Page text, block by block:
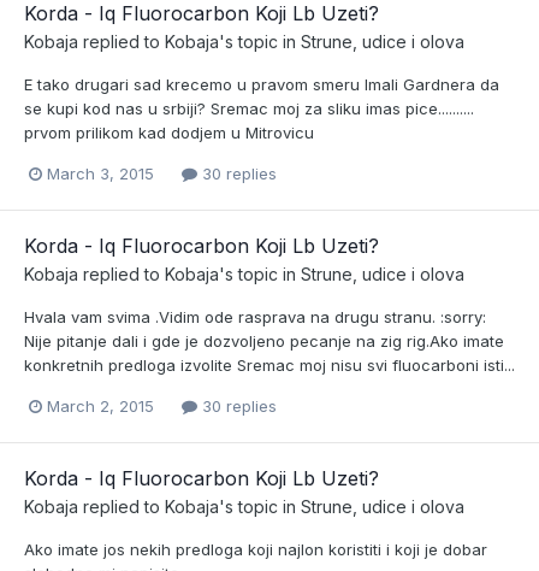
Korda - Iq Fluorocarbon Koji Lb Uzeti?
Kobaja replied to Kobaja's topic in Strune, udice i olova
E tako drugari sad krecemo u pravom smeru Imali Gardnera da
se kupi kod nas u srbiji? Sremac moj za sliku imas pice..........
prvom prilikom kad dodjem u Mitrovicu
March 3, 2015 30 replies
Korda - Iq Fluorocarbon Koji Lb Uzeti?
Kobaja replied to Kobaja's topic in Strune, udice i olova
Hvala vam svima .Vidim ode rasprava na drugu stranu. :sorry:
Nije pitanje dali i gde je dozvoljeno pecanje na zig rig.Ako imate
konkretnih predloga izvolite Sremac moj nisu svi fluocarboni isti...
March 2, 2015 30 replies
Korda - Iq Fluorocarbon Koji Lb Uzeti?
Kobaja replied to Kobaja's topic in Strune, udice i olova
Ako imate jos nekih predloga koji najlon koristiti i koji je dobar